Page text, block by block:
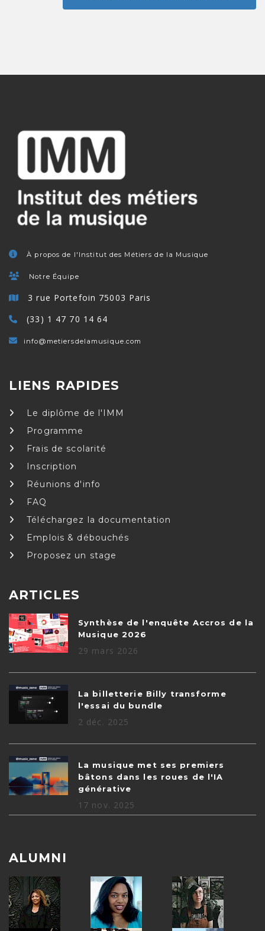
À propos de l'Institut des Métiers de la Musique
Notre Équipe
3 rue Portefoin 75003 Paris
(33) 1 47 70 14 64
info@metiersdelamusique.com
LIENS RAPIDES
Le diplôme de l'IMM
Programme
Frais de scolarité
Inscription
Réunions d'info
FAQ
Téléchargez la documentation
Emplois & débouchés
Proposez un stage
ARTICLES
Synthèse de l'enquête Accros de la
Musique 2026
29 mars 2026
La billetterie Billy transforme
l'essai du bundle
2 déc. 2025
La musique met ses premiers
bâtons dans les roues de l'IA
générative
17 nov. 2025
ALUMNI